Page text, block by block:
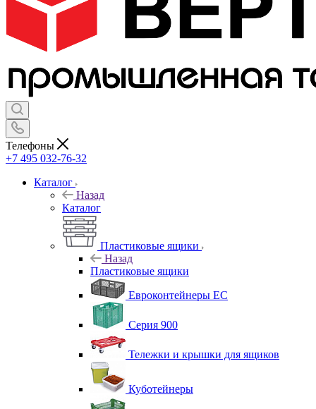
Телефоны
+7 495 032-76-32
Каталог
Назад
Каталог
Пластиковые ящики
Назад
Пластиковые ящики
Евроконтейнеры ЕС
Серия 900
Тележки и крышки для ящиков
Куботейнеры